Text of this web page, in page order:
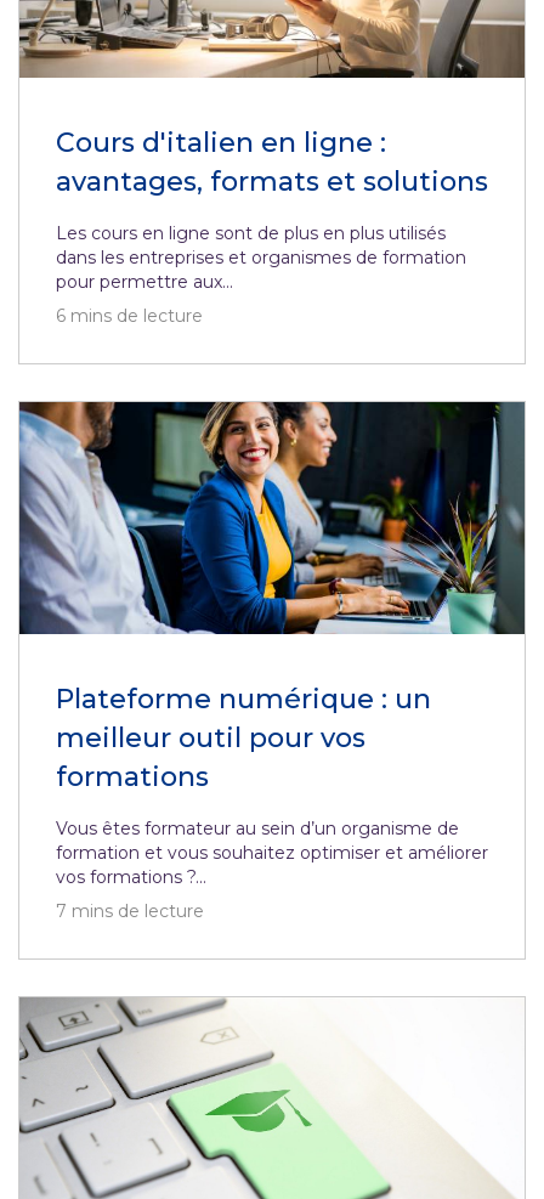
Cours d'italien en ligne :
avantages, formats et solutions
Les cours en ligne sont de plus en plus utilisés
dans les entreprises et organismes de formation
pour permettre aux...
6 mins de lecture
Plateforme numérique : un
meilleur outil pour vos
formations
Vous êtes formateur au sein d’un organisme de
formation et vous souhaitez optimiser et améliorer
vos formations ?...
7 mins de lecture